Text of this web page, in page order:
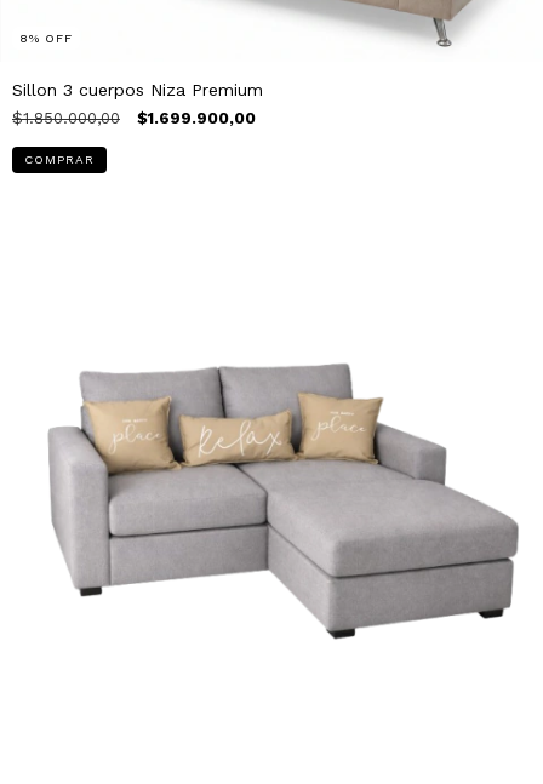
8% OFF
Sillon 3 cuerpos Niza Premium
$1.850.000,00 $1.699.900,00